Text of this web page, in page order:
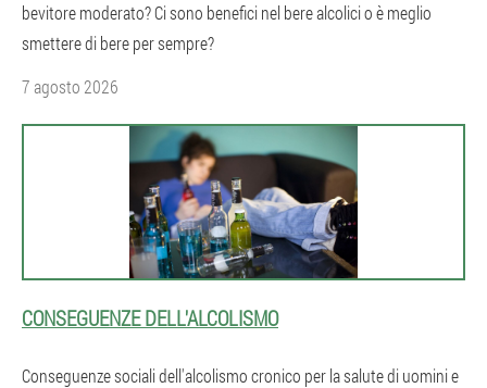
bevitore moderato? Ci sono benefici nel bere alcolici o è meglio
smettere di bere per sempre?
7 agosto 2026
CONSEGUENZE DELL'ALCOLISMO
Conseguenze sociali dell'alcolismo cronico per la salute di uomini e